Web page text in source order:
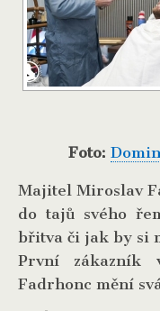
Foto:
Majitel Miroslav
do tajů svého
břitva či jak by si
První zákazník
Fadrhonc mění